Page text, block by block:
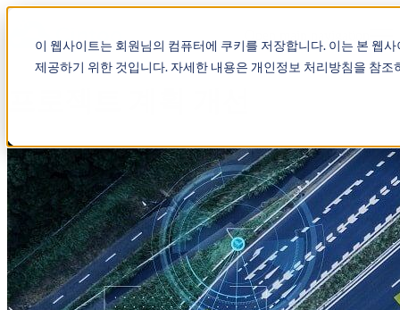
이 웹사이트는 회원님의 컴퓨터에 쿠키를 저장합니다. 이는 본 웹
제공하기 위한 것입니다. 자세한 내용은 개인정보 처리방침을 참조